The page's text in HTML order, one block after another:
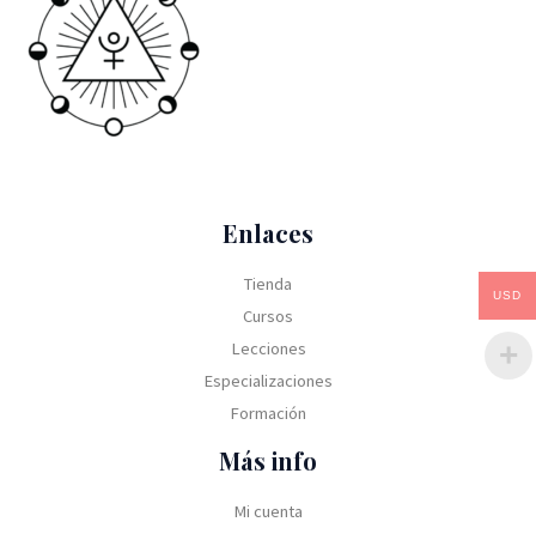
Enlaces
Tienda
Cursos
Lecciones
Especializaciones
Formación
Más info
Mi cuenta
USD